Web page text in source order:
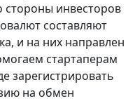
стороны инвесторов
составляют
и на них направлен
стартаперам
зарегистрировать
на обмен